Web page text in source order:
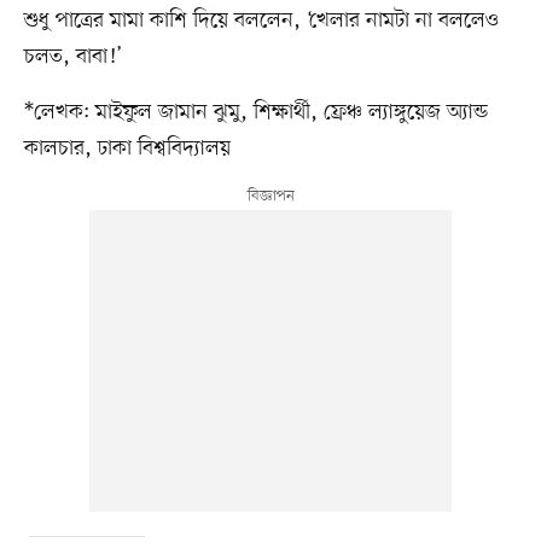
শুধু পাত্রের মামা কাশি দিয়ে বললেন, ‘খেলার নামটা না বললেও
চলত, বাবা!’
*লেখক: মাইফুল জামান ঝুমু, শিক্ষার্থী, ফ্রেঞ্চ ল্যাঙ্গুয়েজ অ্যান্ড
কালচার, ঢাকা বিশ্ববিদ্যালয়